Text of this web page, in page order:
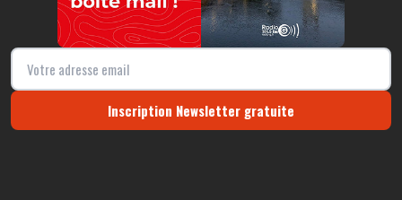
Inscription Newsletter gratuite